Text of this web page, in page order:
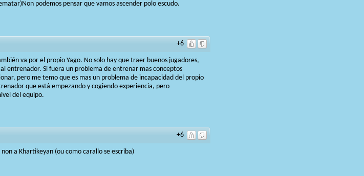
podemos pensar que vamos ascender polo escudo.
+6
va por el propio Yago. No solo hay que traer buenos jugadores,
entrenador. Si fuera un problema de entrenar mas conceptos
pero me temo que es mas un problema de incapacidad del propio
que está empezando y cogiendo experiencia, pero
del equipo.
+6
a Khartikeyan (ou como carallo se escriba)